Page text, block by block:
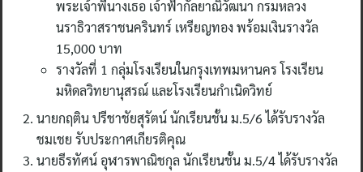
พระเจ้าพี่นางเธอ เจ้าฟ้ากัลยาณิวัฒนา กรมหลวง
นราธิวาสราชนครินทร์ เหรียญทอง พร้อมเงินรางวัล
15,000 บาท
รางวัลที่ 1 กลุ่มโรงเรียนในกรุงเทพมหานคร โรงเรียน
มหิดลวิทยานุสรณ์ และโรงเรียนกำเนิดวิทย์
นายกฤติน ปรีชาชัยสุรัตน์ นักเรียนชั้น ม.5/6 ได้รับรางวัล
ชมเชย รับประกาศเกียรติคุณ
นายธีรทัศน์ อุฬารพาณิชกุล นักเรียนชั้น ม.5/4 ได้รับรางวัล